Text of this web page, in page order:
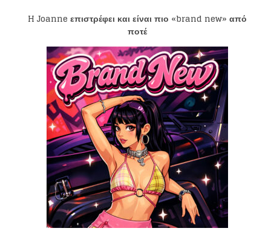
H Joanne επιστρέφει και είναι πιο «brand new» από
ποτέ